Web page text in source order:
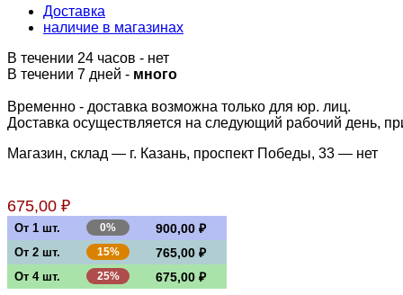
Доставка
наличие в магазинах
В течении 24 часов - нет
В течении 7 дней - много
Временно - доставка возможна только для юр. лиц.
Доставка осуществляется на следующий рабочий день,
Магазин, склад — г. Казань, проспект Победы, 33 — нет
675,00 ₽
От 1 шт. 0% 900,00 ₽
От 2 шт. 15% 765,00 ₽
От 4 шт. 25% 675,00 ₽